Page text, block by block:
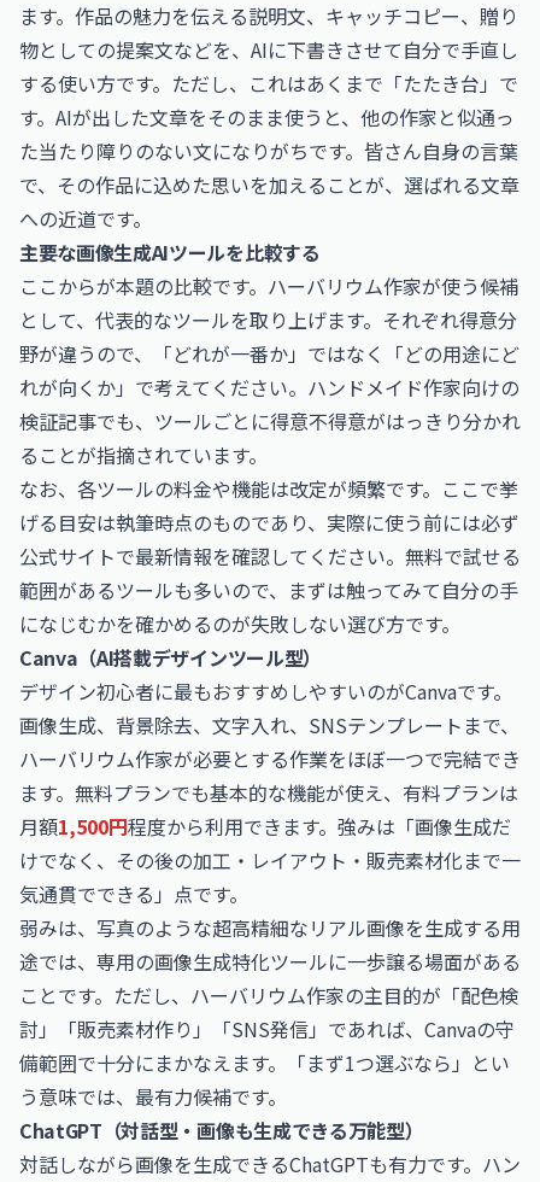
ます。作品の魅力を伝える説明文、キャッチコピー、贈り
物としての提案文などを、AIに下書きさせて自分で手直し
する使い方です。ただし、これはあくまで「たたき台」で
す。AIが出した文章をそのまま使うと、他の作家と似通っ
た当たり障りのない文になりがちです。皆さん自身の言葉
で、その作品に込めた思いを加えることが、選ばれる文章
への近道です。
主要な画像生成AIツールを比較する
ここからが本題の比較です。ハーバリウム作家が使う候補
として、代表的なツールを取り上げます。それぞれ得意分
野が違うので、「どれが一番か」ではなく「どの用途にど
れが向くか」で考えてください。ハンドメイド作家向けの
検証記事でも、ツールごとに得意不得意がはっきり分かれ
ることが指摘されています。
なお、各ツールの料金や機能は改定が頻繁です。ここで挙
げる目安は執筆時点のものであり、実際に使う前には必ず
公式サイトで最新情報を確認してください。無料で試せる
範囲があるツールも多いので、まずは触ってみて自分の手
になじむかを確かめるのが失敗しない選び方です。
Canva（AI搭載デザインツール型）
デザイン初心者に最もおすすめしやすいのがCanvaです。
画像生成、背景除去、文字入れ、SNSテンプレートまで、
ハーバリウム作家が必要とする作業をほぼ一つで完結でき
ます。無料プランでも基本的な機能が使え、有料プランは
月額1,500円程度から利用できます。強みは「画像生成だ
けでなく、その後の加工・レイアウト・販売素材化まで一
気通貫でできる」点です。
弱みは、写真のような超高精細なリアル画像を生成する用
途では、専用の画像生成特化ツールに一歩譲る場面がある
ことです。ただし、ハーバリウム作家の主目的が「配色検
討」「販売素材作り」「SNS発信」であれば、Canvaの守
備範囲で十分にまかなえます。「まず1つ選ぶなら」とい
う意味では、最有力候補です。
ChatGPT（対話型・画像も生成できる万能型）
対話しながら画像を生成できるChatGPTも有力です。ハン